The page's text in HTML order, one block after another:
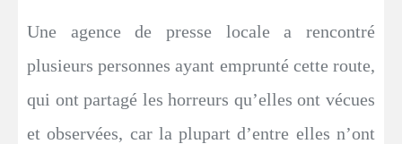
Une agence de presse locale a rencontré
plusieurs personnes ayant emprunté cette route,
qui ont partagé les horreurs qu’elles ont vécues
et observées, car la plupart d’entre elles n’ont